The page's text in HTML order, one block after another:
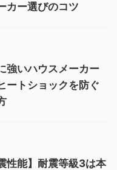
カー選びのコツ
強いハウスメーカー
ートショックを防ぐ
性能】耐震等級3は本